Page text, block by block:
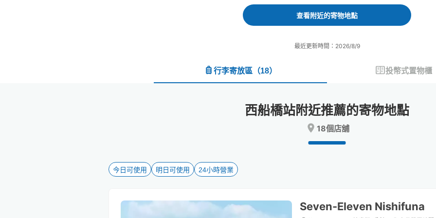
forward
to
the
calendar
select
the
changing
backward
interact
select
the
changing
查看附近的寄物地點
最近更新時間：2026/8/9
行李寄放區 （18） 投幣式置物櫃
西船橋站附近推薦的寄物地點
18個店舖
今日可使用 明日可使用 24小時營業
Seven-Eleven Nishifuna